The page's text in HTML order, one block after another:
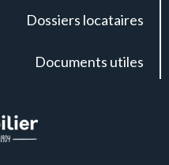
Dossiers locataires
Documents utiles